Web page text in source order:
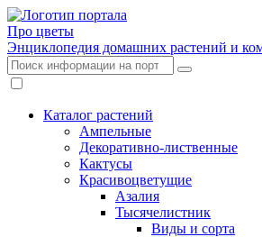
Про цветы
Энциклопедия домашних растений и
Каталог растений
Ампельные
Декоративно-лиственные
Кактусы
Красивоцветущие
Азалия
Тысячелистник
Виды и сорта